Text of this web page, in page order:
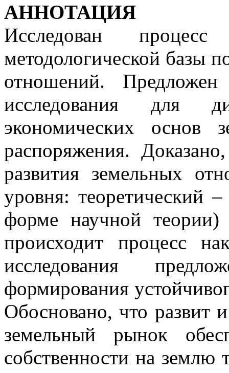
АННОТАЦИЯ
Исследован процесс
методологической базы
отношений. Предложен
исследования для
экономических основ
распоряжения.
развития земельных
уровня: теоретический
форме научной
происходит процесс
исследования
формирования
Обосновано, что развит
земельный рынок
собственности на землю